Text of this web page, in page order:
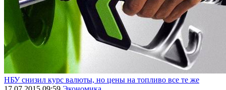
НБУ снизил курс валюты, но цены на топливо все те же